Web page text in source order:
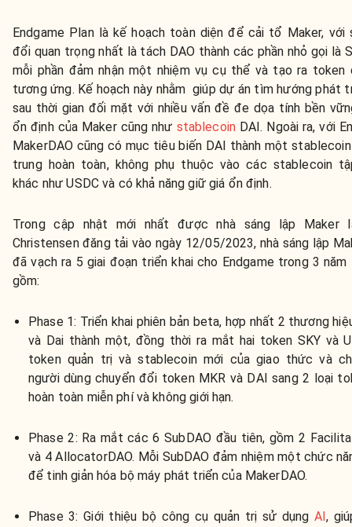
Endgame Plan là kế hoạch toàn diện để cải tổ Maker, với
đổi quan trọng nhất là tách DAO thành các phần nhỏ gọi là
mỗi phần đảm nhận một nhiệm vụ cụ thể và tạo ra token
tương ứng. Kế hoạch này nhằm giúp dự án tìm hướng phát
sau thời gian đối mặt với nhiều vấn đề đe dọa tính bền
ổn định của Maker cũng như stablecoin DAI. Ngoài ra, với
MakerDAO cũng có mục tiêu biến DAI thành một
trung hoàn toàn, không phụ thuộc vào các stablecoin
khác như USDC và có khả năng giữ giá ổn định.
Trong cập nhật mới nhất được nhà sáng lập Maker
Christensen đăng tải vào ngày 12/05/2023, nhà sáng lập
đã vạch ra 5 giai đoạn triển khai cho Endgame trong 3 năm
gồm:
Phase 1: Triển khai phiên bản beta, hợp nhất 2 thương
và Dai thành một, đồng thời ra mắt hai token SKY và
token quản trị và stablecoin mới của giao thức và
người dùng chuyển đổi token MKR và DAI sang 2 loại
hoàn toàn miễn phí và không giới hạn.
Phase 2: Ra mắt các 6 SubDAO đầu tiên, gồm 2
và 4 AllocatorDAO. Mỗi SubDAO đảm nhiệm một chức
để tinh giản hóa bộ máy phát triển của MakerDAO.
Phase 3: Giới thiệu bộ công cụ quản trị sử dụng AI,